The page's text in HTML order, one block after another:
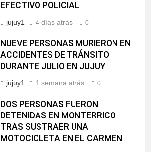
EFECTIVO POLICIAL
jujuy1 4 días atrás 0
NUEVE PERSONAS MURIERON EN
ACCIDENTES DE TRÁNSITO
DURANTE JULIO EN JUJUY
jujuy1 1 semana atrás 0
DOS PERSONAS FUERON
DETENIDAS EN MONTERRICO
TRAS SUSTRAER UNA
MOTOCICLETA EN EL CARMEN